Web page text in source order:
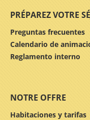
PRÉPAREZ VOTRE
Preguntas frecuentes
Calendario de
Reglamento interno
NOTRE OFFRE
Habitaciones y tarifas